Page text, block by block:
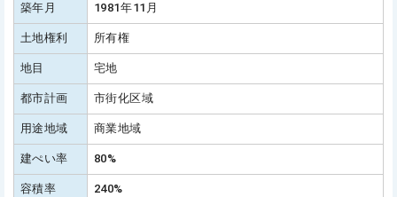
築年月 1981年11月
土地権利 所有権
地目 宅地
都市計画 市街化区域
用途地域 商業地域
建ぺい率 80%
容積率 240%